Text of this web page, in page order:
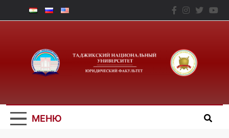
Перейти
к
Юридический
Факальтет – ТНУ
МЕНЮ